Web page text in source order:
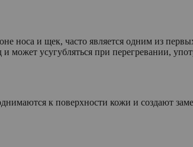
носа и щек, часто является одним из
и может усугубляться при перегревании,
к поверхности кожи и создают